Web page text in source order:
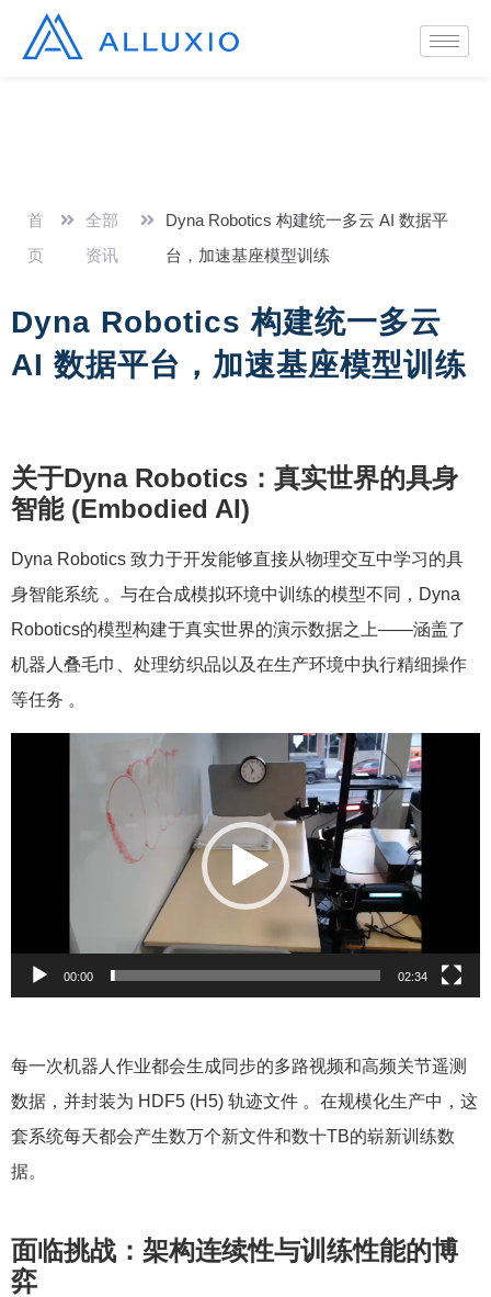
首
页
全部
资讯
Dyna Robotics 构建统一多云 AI 数据平
台，加速基座模型训练
Dyna Robotics 构建统一多云
AI 数据平台，加速基座模型训练
关于Dyna Robotics：真实世界的具身
智能 (Embodied AI)
Dyna Robotics 致力于开发能够直接从物理交互中学习的具
身智能系统 。与在合成模拟环境中训练的模型不同，Dyna
Robotics的模型构建于真实世界的演示数据之上——涵盖了
机器人叠毛巾、处理纺织品以及在生产环境中执行精细操作
等任务 。
00:00 02:34
每一次机器人作业都会生成同步的多路视频和高频关节遥测
数据，并封装为 HDF5 (H5) 轨迹文件 。在规模化生产中，这
套系统每天都会产生数万个新文件和数十TB的崭新训练数
据。
面临挑战：架构连续性与训练性能的博
弈